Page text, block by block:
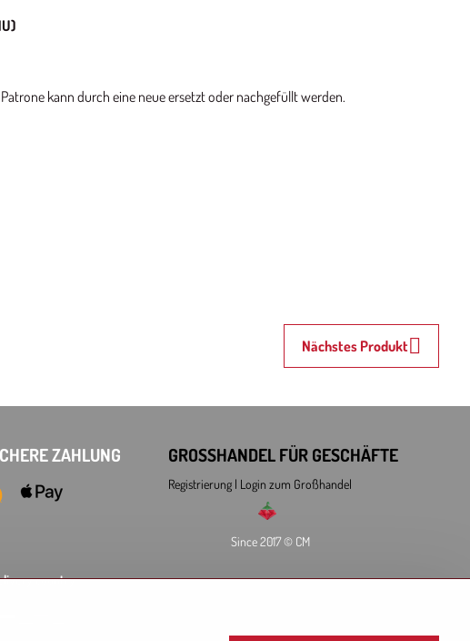
kann durch eine neue ersetzt oder nachgefüllt werden.
Nächstes Produkt
ZAHLUNG
country:
GROSSHANDEL FÜR GESCHÄFTE
Registrierung l Login zum Großhandel
Since 2017 © CM